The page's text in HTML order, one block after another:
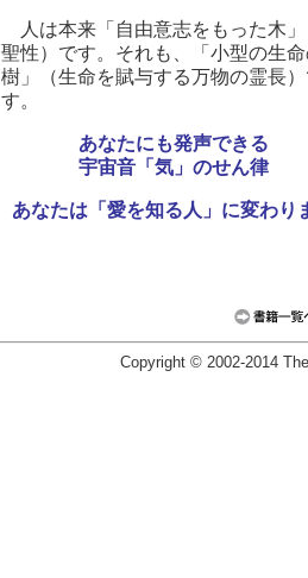
人は本来「自由意志をもった木
聖性）です。それも、「小型の生
樹」（生命を賦与する万物の霊長
す。
あなたにも発声できる
宇宙音「気」のせん律
あなたは「愛を知る人」に変わり
Copyright © 2002-2014